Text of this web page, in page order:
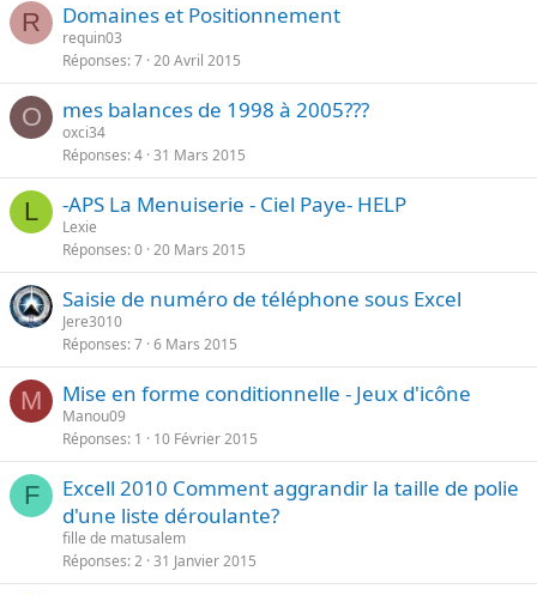
R Domaines et Positionnement
requin03
Réponses 7 20 Avril 2015
O mes balances de 1998 à 2005???
oxci34
Réponses 4 31 Mars 2015
L -APS La Menuiserie - Ciel Paye- HELP
Lexie
Réponses 0 20 Mars 2015
Saisie de numéro de téléphone sous Excel
Jere3010
Réponses 7 6 Mars 2015
M Mise en forme conditionnelle - Jeux d'icône
Manou09
Réponses 1 10 Février 2015
F
Excell 2010 Comment aggrandir la taille de polie
d'une liste déroulante?
fille de matusalem
Réponses 2 31 Janvier 2015